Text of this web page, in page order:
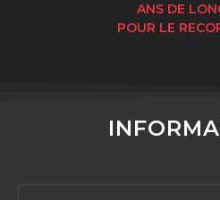
ANS DE
POUR LE